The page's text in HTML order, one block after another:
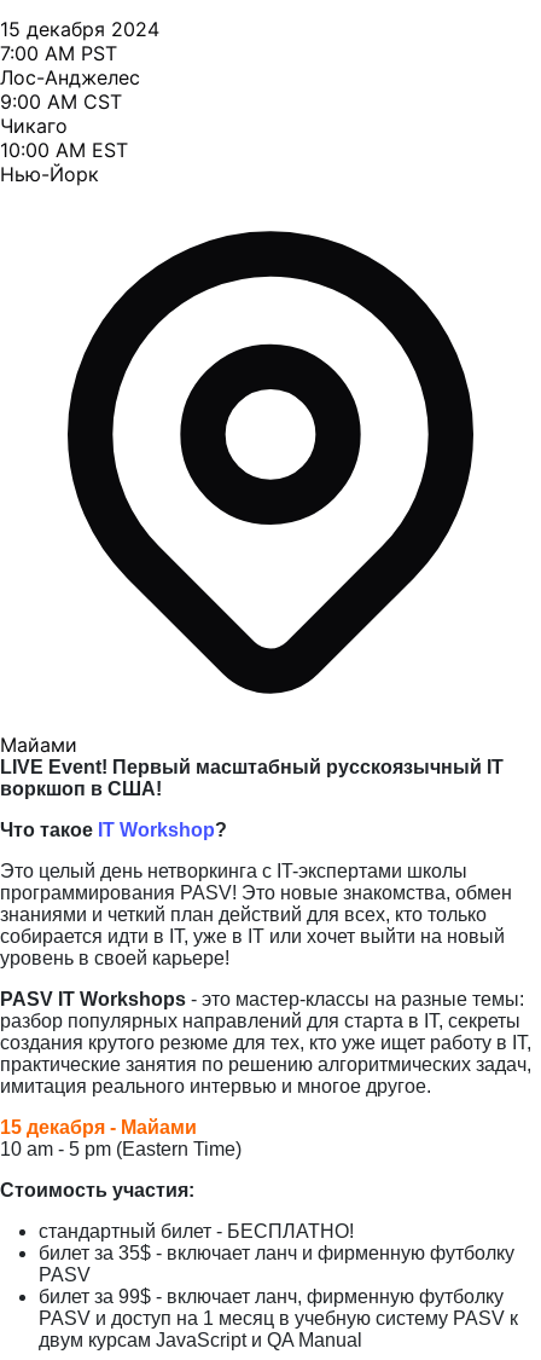
15 декабря 2024
7:00 AM PST
Лос-Анджелес
9:00 AM CST
Чикаго
10:00 AM EST
Нью-Йорк
Майами
LIVE Event! Первый масштабный русскоязычный IT
воркшоп в США!
Что такое IT Workshop?
Это целый день нетворкинга с IT-экспертами школы
программирования PASV! Это новые знакомства, обмен
знаниями и четкий план действий для всех, кто только
собирается идти в IT, уже в IT или хочет выйти на новый
уровень в своей карьере!
PASV IT Workshops - это мастер-классы на разные темы:
разбор популярных направлений для старта в IT, секреты
создания крутого резюме для тех, кто уже ищет работу в IT,
практические занятия по решению алгоритмических задач,
имитация реального интервью и многое другое.
15 декабря - Майами
10 am - 5 pm (Eastern Time)
Стоимость участия:
стандартный билет - БЕСПЛАТНО!
билет за 35$ - включает ланч и фирменную футболку
PASV
билет за 99$ - включает ланч, фирменную футболку
PASV и доступ на 1 месяц в учебную систему PASV к
двум курсам JavaScript и QA Manual